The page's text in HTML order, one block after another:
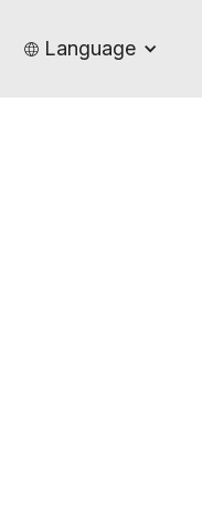
Language